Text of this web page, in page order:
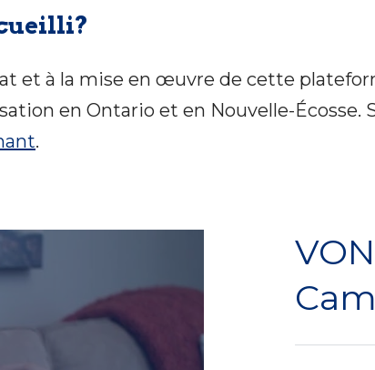
et à la mise en œuvre de cette
en Ontario et en Nouvelle-Écosse.
.